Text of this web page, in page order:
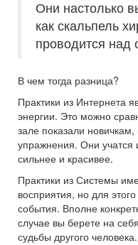
Они настолько
как скальпель
проводится над
В чем тогда разница?
Практики из Интернета
энергии. Это можно
зале показали
упражнения. Они учатся
сильнее и красивее.
Практики из Системы
восприятия, но для
события. Вполне
случае вы берете на
судьбы другого человека.